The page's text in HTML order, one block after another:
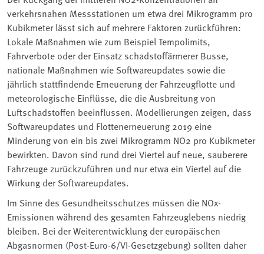
verkehrsnahen Messstationen um etwa drei Mikrogramm pro
Kubikmeter lässt sich auf mehrere Faktoren zurückführen:
Lokale Maßnahmen wie zum Beispiel Tempolimits,
Fahrverbote oder der Einsatz schadstoffärmerer Busse,
nationale Maßnahmen wie Softwareupdates sowie die
jährlich stattfindende Erneuerung der Fahrzeugflotte und
meteorologische Einflüsse, die die Ausbreitung von
Luftschadstoffen beeinflussen. Modellierungen zeigen, dass
Softwareupdates und Flottenerneuerung 2019 eine
Minderung von ein bis zwei Mikrogramm NO2 pro Kubikmeter
bewirkten. Davon sind rund drei Viertel auf neue, sauberere
Fahrzeuge zurückzuführen und nur etwa ein Viertel auf die
Wirkung der Softwareupdates.
Im Sinne des Gesundheitsschutzes müssen die NOx-
Emissionen während des gesamten Fahrzeuglebens niedrig
bleiben. Bei der Weiterentwicklung der europäischen
Abgasnormen (Post-Euro-6/VI-Gesetzgebung) sollten daher